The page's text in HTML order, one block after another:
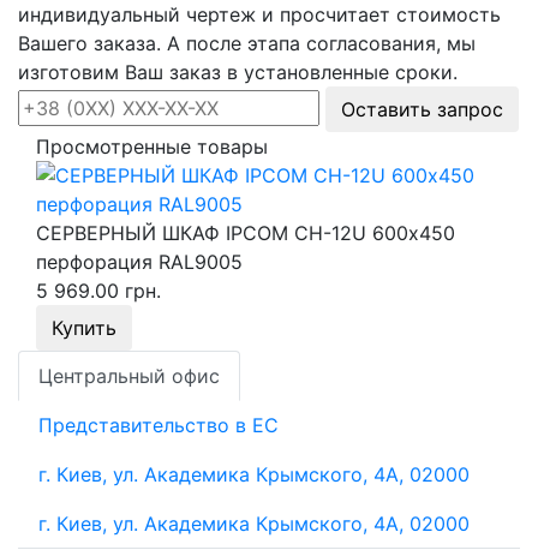
индивидуальный чертеж и просчитает стоимость
Вашего заказа. А после этапа согласования, мы
изготовим Ваш заказ в установленные сроки.
Оставить запрос
Просмотренные товары
СЕРВЕРНЫЙ ШКАФ IPCOM СН-12U 600х450
перфорация RAL9005
5 969.00 грн.
Купить
Центральный офис
Представительство в ЕС
г. Киев, ул. Академика Крымского, 4А, 02000
г. Киев, ул. Академика Крымского, 4А, 02000